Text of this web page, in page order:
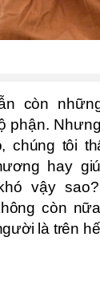
còn
phận.
chúng tôi
hay
vậy
còn
là trên